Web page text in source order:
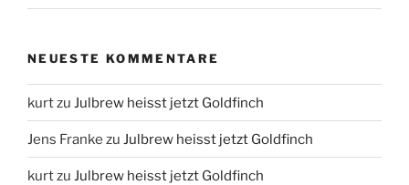
NEUESTE KOMMENTARE
kurtzu Julbrew heisst jetzt Goldfinch
Jens Franke zu Julbrew heisst jetzt Goldfinch
kurtzu Julbrew heisst jetzt Goldfinch